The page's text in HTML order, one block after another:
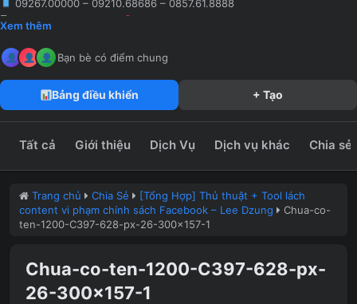
09267.00000 – 09210.68686 – 0857.61.8888
🖥 Agency truyền thông
leedzung.vn
Xem thêm
Bạn bè có điểm chung
Bảng điều khiển + Tạo
Tất cả Giới thiệu Dịch Vụ Dịch vụ khác Chia sẻ
Trang chủ Chia Sẻ
[Tổng Hợp] Thủ thuật + Tool lách
content vi phạm chính sách Facebook – Lee Dzung
Chua-co-
ten-1200-C397-628-px-26-300×157-1
Chua-co-ten-1200-C397-628-px-
26-300×157-1